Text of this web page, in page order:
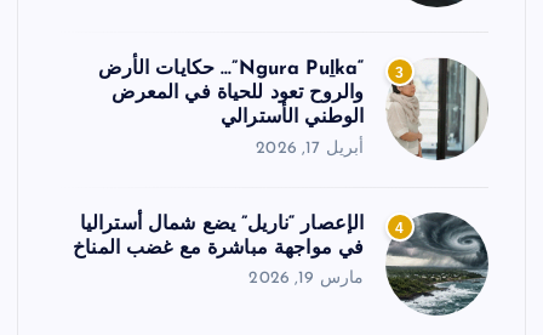
3
“Ngura Puḻka”… حكايات الأرض
والروح تعود للحياة في المعرض
الوطني الأسترالي
أبريل 17, 2026
4
الإعصار “ناريل” يضع شمال أستراليا
في مواجهة مباشرة مع غضب المناخ
مارس 19, 2026